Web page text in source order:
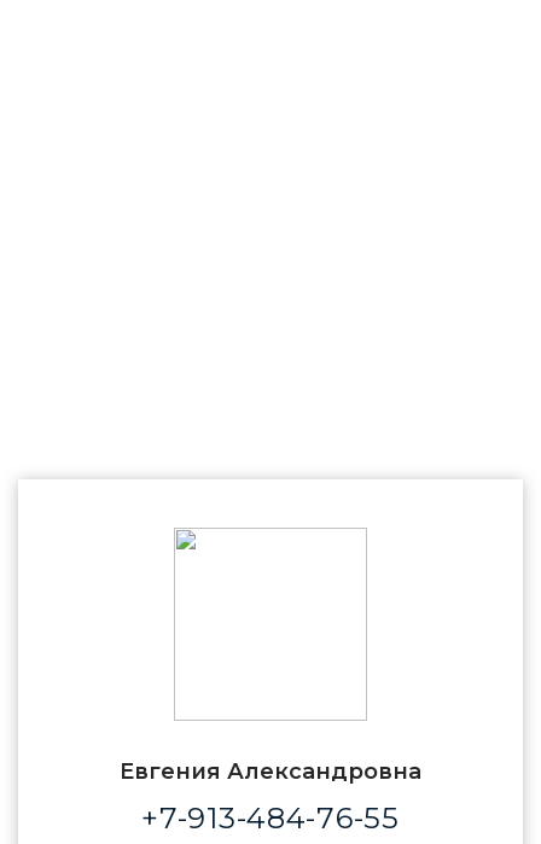
Евгения Александровна
+7-913-484-76-55